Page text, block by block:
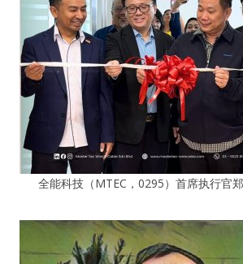
全能科技（MTEC，0295）首席执行官